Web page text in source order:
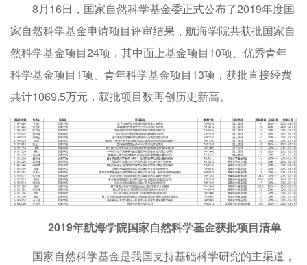
8月16日，国家自然科学基金委正式公布了2019年度国
家自然科学基金申请项目评审结果，航海学院共获批国家自
然科学基金项目24项，其中面上基金项目10项、优秀青年
科学基金项目1项、青年科学基金项目13项，获批直接经费
共计1069.5万元，获批项目数再创历史新高。
2019年航海学院国家自然科学基金获批项目清单
国家自然科学基金是我国支持基础科学研究的主渠道，